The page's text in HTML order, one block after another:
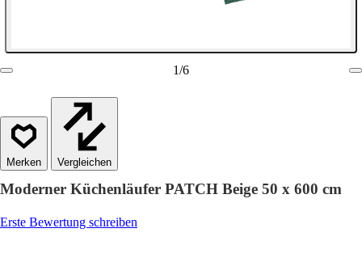
1/6
Vergleichen
Moderner Küchenläufer PATCH Beige 50 x 600 cm
Erste Bewertung schreiben